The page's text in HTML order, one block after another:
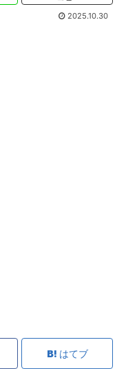
2025.10.30
はてブ